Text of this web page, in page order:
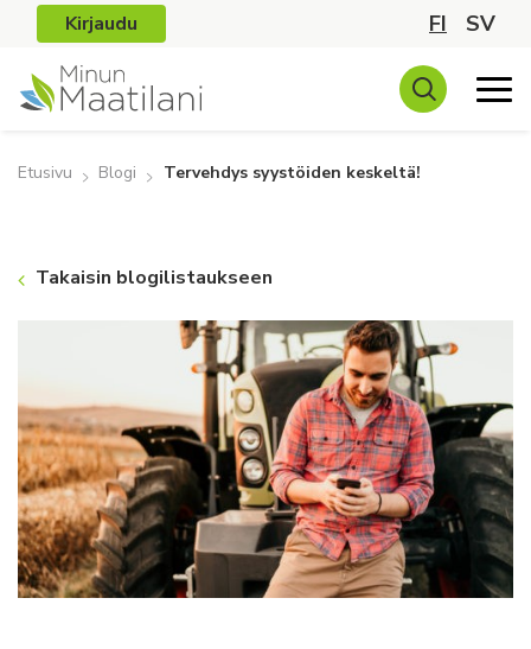
Kirjaudu FI SV
Etusivu Blogi Tervehdys syystöiden keskeltä!
Takaisin blogilistaukseen